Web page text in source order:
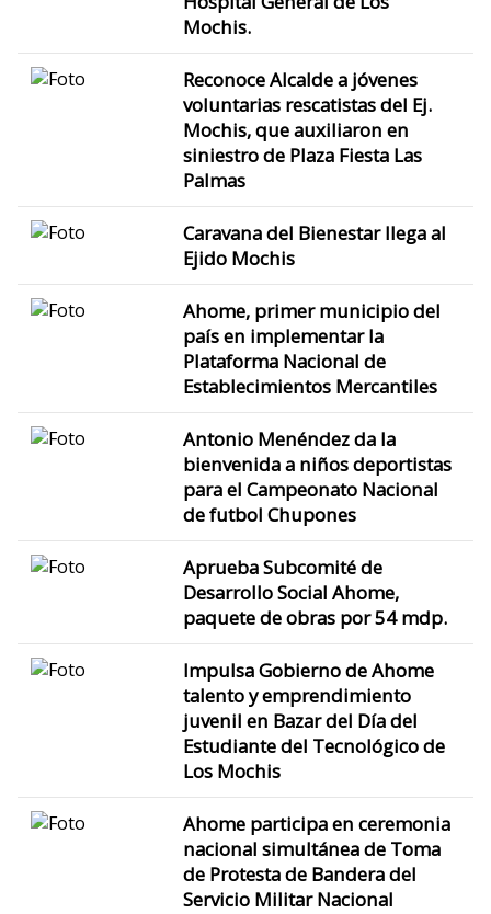
Mochis.
Reconoce Alcalde a jóvenes
voluntarias rescatistas del Ej.
Mochis, que auxiliaron en
siniestro de Plaza Fiesta Las
Palmas
Caravana del Bienestar llega al
Ejido Mochis
Ahome, primer municipio del
país en implementar la
Plataforma Nacional de
Establecimientos Mercantiles
Antonio Menéndez da la
bienvenida a niños deportistas
para el Campeonato Nacional
de futbol Chupones
Aprueba Subcomité de
Desarrollo Social Ahome,
paquete de obras por 54 mdp.
Impulsa Gobierno de Ahome
talento y emprendimiento
juvenil en Bazar del Día del
Estudiante del Tecnológico de
Los Mochis
Ahome participa en ceremonia
nacional simultánea de Toma
de Protesta de Bandera del
Servicio Militar Nacional